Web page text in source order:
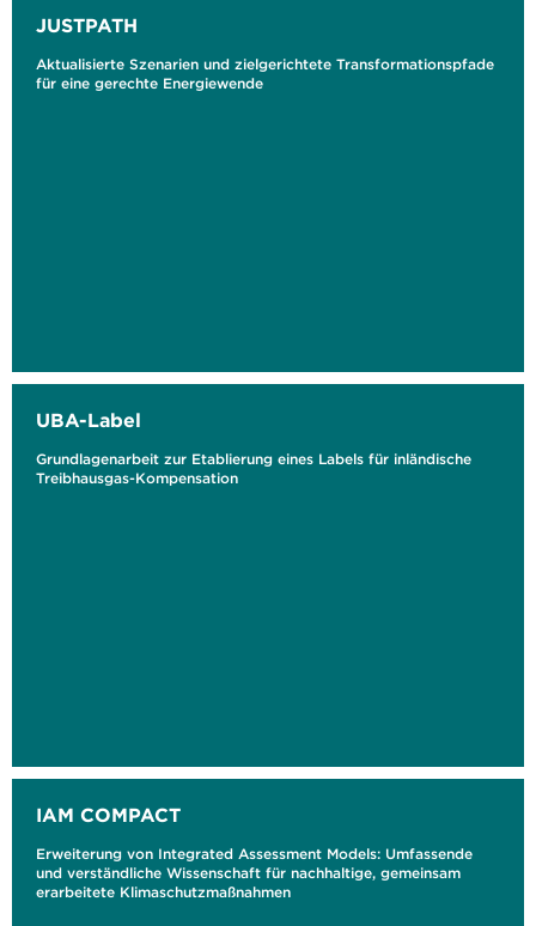
JUSTPATH
Aktualisierte Szenarien und zielgerichtete Transformationspfade
für eine gerechte Energiewende
UBA-Label
Grundlagenarbeit zur Etablierung eines Labels für inländische
Treibhausgas-Kompensation
IAM COMPACT
Erweiterung von Integrated Assessment Models: Umfassende
und verständliche Wissenschaft für nachhaltige, gemeinsam
erarbeitete Klimaschutzmaßnahmen